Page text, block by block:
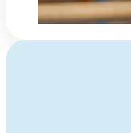
Har du spørsmål